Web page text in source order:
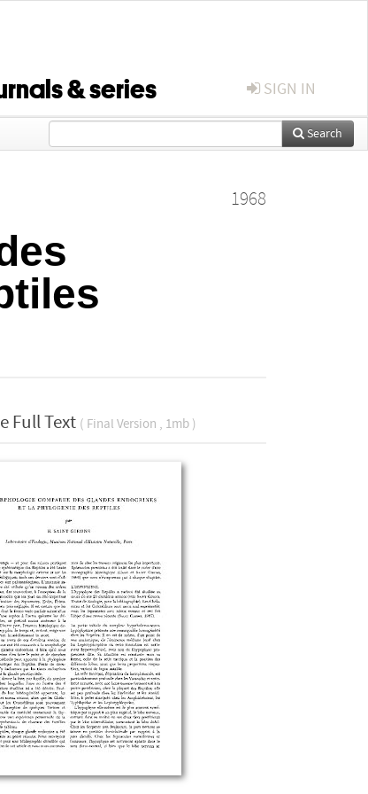
& series SIGN IN
Search
1968
Full Text ( Final Version , 1mb )